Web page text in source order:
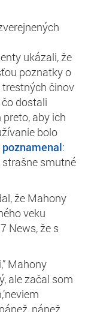
ukázali, že
poznatky o
činov
dostali
aby ich
bolo
:
strašne smutné
že Mahony
veku
News, že s
Mahony
ale začal som
pápež